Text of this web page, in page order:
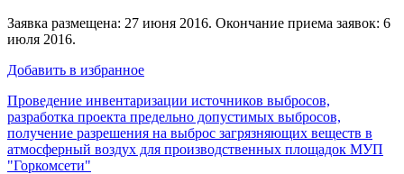
Заявка размещена: 27 июня 2016. Окончание приема заявок: 6
июля 2016.
Добавить в избранное
Проведение инвентаризации источников выбросов,
разработка проекта предельно допустимых выбросов,
получение разрешения на выброс загрязняющих веществ в
атмосферный воздух для производственных площадок МУП
"Горкомсети"